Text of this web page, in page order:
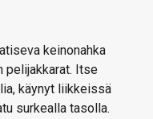
keinonahka
pelijakkarat. Itse
käynyt liikkeissä
surkealla tasolla.